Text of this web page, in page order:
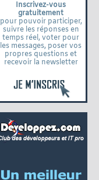
Inscrivez-vous
gratuitement
pour pouvoir participer,
suivre les réponses en
temps réel, voter pour
les messages, poser vos
propres questions et
recevoir la newsletter